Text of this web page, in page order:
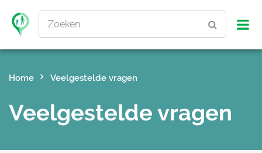
Zoeken
Home Veelgestelde vragen
Veelgestelde vragen